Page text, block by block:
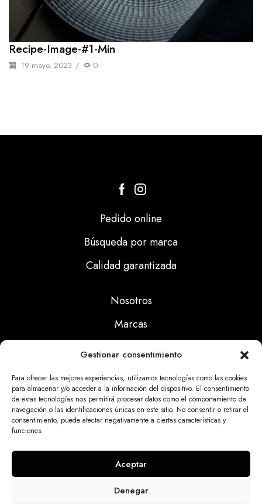
Gestionar consentimiento
Para ofrecer las mejores experiencias, utilizamos tecnologías como las cookies
para almacenar y/o acceder a la información del dispositivo. El consentimiento
de estas tecnologías nos permitirá procesar datos como el comportamiento de
navegación o las identificaciones únicas en este sitio. No consentir o retirar el
consentimiento, puede afectar negativamente a ciertas características y
funciones.
Aceptar
Denegar
Recipe-Image-#1-Min
19 mayo, 2023 / 0
Pedido online
Búsqueda por marca
Calidad garantizada
Nosotros
Marcas
Noticias
Aviso Legal
Politicas Cookies